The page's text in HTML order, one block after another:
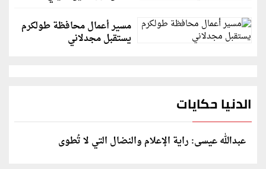
مسير أعمال محافظة طولكرم
يستقبل مجدلاني
الدنيا حكايات
عبدالله عيسى: راية الإعلام والنضال التي لا تُطوى